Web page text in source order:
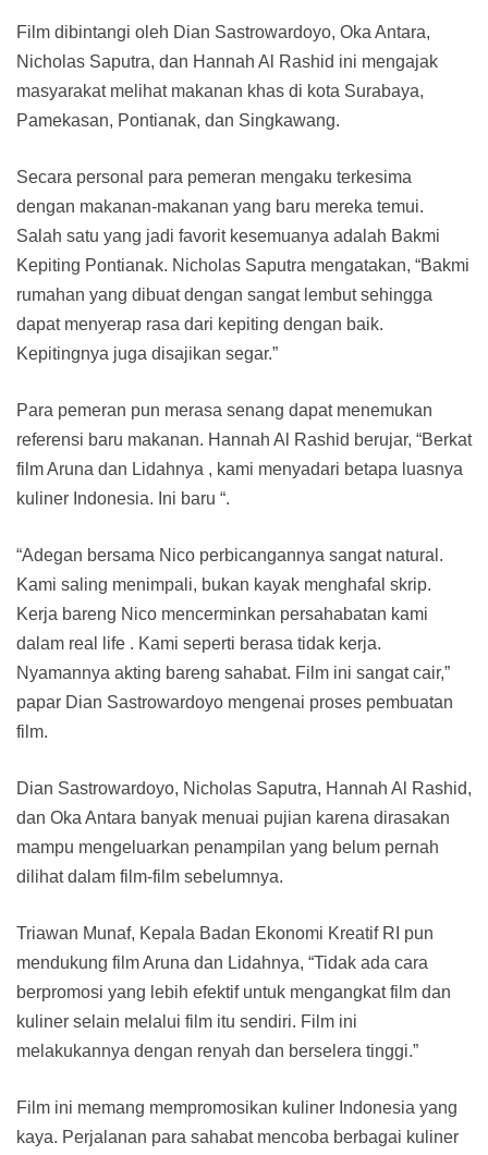
Film dibintangi oleh Dian Sastrowardoyo, Oka Antara,
Nicholas Saputra, dan Hannah Al Rashid ini mengajak
masyarakat melihat makanan khas di kota Surabaya,
Pamekasan, Pontianak, dan Singkawang.
Secara personal para pemeran mengaku terkesima
dengan makanan-makanan yang baru mereka temui.
Salah satu yang jadi favorit kesemuanya adalah Bakmi
Kepiting Pontianak. Nicholas Saputra mengatakan, “Bakmi
rumahan yang dibuat dengan sangat lembut sehingga
dapat menyerap rasa dari kepiting dengan baik.
Kepitingnya juga disajikan segar.”
Para pemeran pun merasa senang dapat menemukan
referensi baru makanan. Hannah Al Rashid berujar, “Berkat
film Aruna dan Lidahnya , kami menyadari betapa luasnya
kuliner Indonesia. Ini baru “.
“Adegan bersama Nico perbicangannya sangat natural.
Kami saling menimpali, bukan kayak menghafal skrip.
Kerja bareng Nico mencerminkan persahabatan kami
dalam real life . Kami seperti berasa tidak kerja.
Nyamannya akting bareng sahabat. Film ini sangat cair,”
papar Dian Sastrowardoyo mengenai proses pembuatan
film.
Dian Sastrowardoyo, Nicholas Saputra, Hannah Al Rashid,
dan Oka Antara banyak menuai pujian karena dirasakan
mampu mengeluarkan penampilan yang belum pernah
dilihat dalam film-film sebelumnya.
Triawan Munaf, Kepala Badan Ekonomi Kreatif RI pun
mendukung film Aruna dan Lidahnya, “Tidak ada cara
berpromosi yang lebih efektif untuk mengangkat film dan
kuliner selain melalui film itu sendiri. Film ini
melakukannya dengan renyah dan berselera tinggi.”
Film ini memang mempromosikan kuliner Indonesia yang
kaya. Perjalanan para sahabat mencoba berbagai kuliner